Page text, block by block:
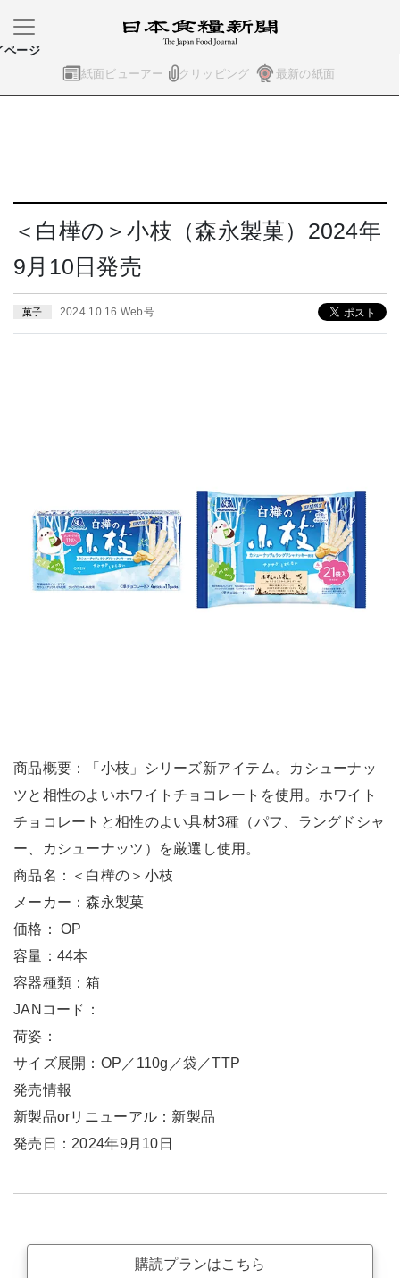
紙面ビューアー クリッピング 最新の紙面
ページ
＜白樺の＞小枝（森永製菓）2024年
9月10日発売
菓子 2024.10.16 Web号
商品概要：「小枝」シリーズ新アイテム。カシューナッ
ツと相性のよいホワイトチョコレートを使用。ホワイト
チョコレートと相性のよい具材3種（パフ、ラングドシャ
ー、カシューナッツ）を厳選し使用。
商品名：＜白樺の＞小枝
メーカー：森永製菓
価格： OP
容量：44本
容器種類：箱
JANコード：
荷姿：
サイズ展開：OP／110g／袋／TTP
発売情報
新製品orリニューアル：新製品
発売日：2024年9月10日
購読プランはこちら